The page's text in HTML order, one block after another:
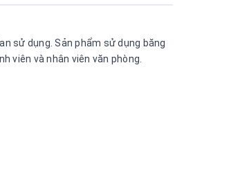
sử dụng. Sản phẩm sử dụng băng
viên và nhân viên văn phòng.